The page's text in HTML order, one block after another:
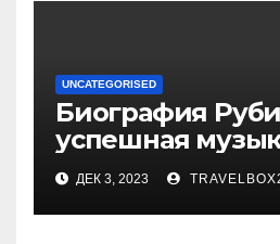
UNCATEGORISED
Биография
успешная
карьера, личная
знаковые
ДЕК 3, 2023